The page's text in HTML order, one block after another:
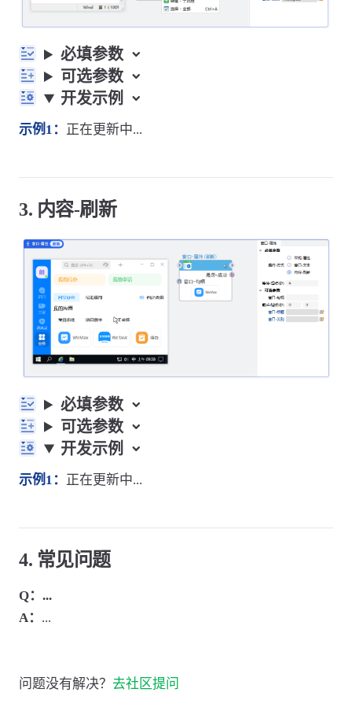
必填参数
可选参数
开发示例
示例1： 正在更新中...
3. 内容-刷新
必填参数
可选参数
开发示例
示例1： 正在更新中...
4. 常见问题
Q：...
A： ...
问题没有解决？ 去社区提问